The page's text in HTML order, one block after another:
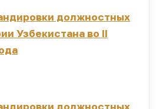
должностных
Узбекистана во II
должностных